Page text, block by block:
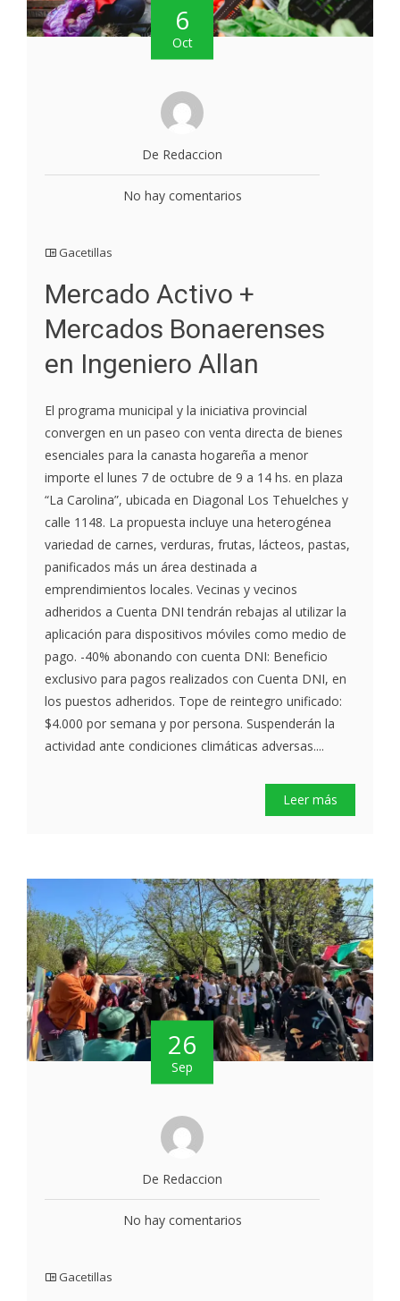
6
Oct
De Redaccion
No hay comentarios
Gacetillas
Mercado Activo +
Mercados Bonaerenses
en Ingeniero Allan
El programa municipal y la iniciativa provincial
convergen en un paseo con venta directa de bienes
esenciales para la canasta hogareña a menor
importe el lunes 7 de octubre de 9 a 14 hs. en plaza
“La Carolina”, ubicada en Diagonal Los Tehuelches y
calle 1148. La propuesta incluye una heterogénea
variedad de carnes, verduras, frutas, lácteos, pastas,
panificados más un área destinada a
emprendimientos locales. Vecinas y vecinos
adheridos a Cuenta DNI tendrán rebajas al utilizar la
aplicación para dispositivos móviles como medio de
pago. -40% abonando con cuenta DNI: Beneficio
exclusivo para pagos realizados con Cuenta DNI, en
los puestos adheridos. Tope de reintegro unificado:
$4.000 por semana y por persona. Suspenderán la
actividad ante condiciones climáticas adversas....
Leer más
26
Sep
De Redaccion
No hay comentarios
Gacetillas